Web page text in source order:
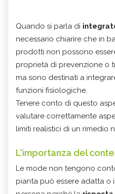
Quando si parla di
necessario chiarire che in
prodotti non possono
proprietà di prevenzione o
ma sono destinati a
funzioni fisiologiche.
Tenere conto di questo
valutare correttamente
limiti realistici di un rimedio
L'importanza del
Le mode non tengono
pianta può essere adatta